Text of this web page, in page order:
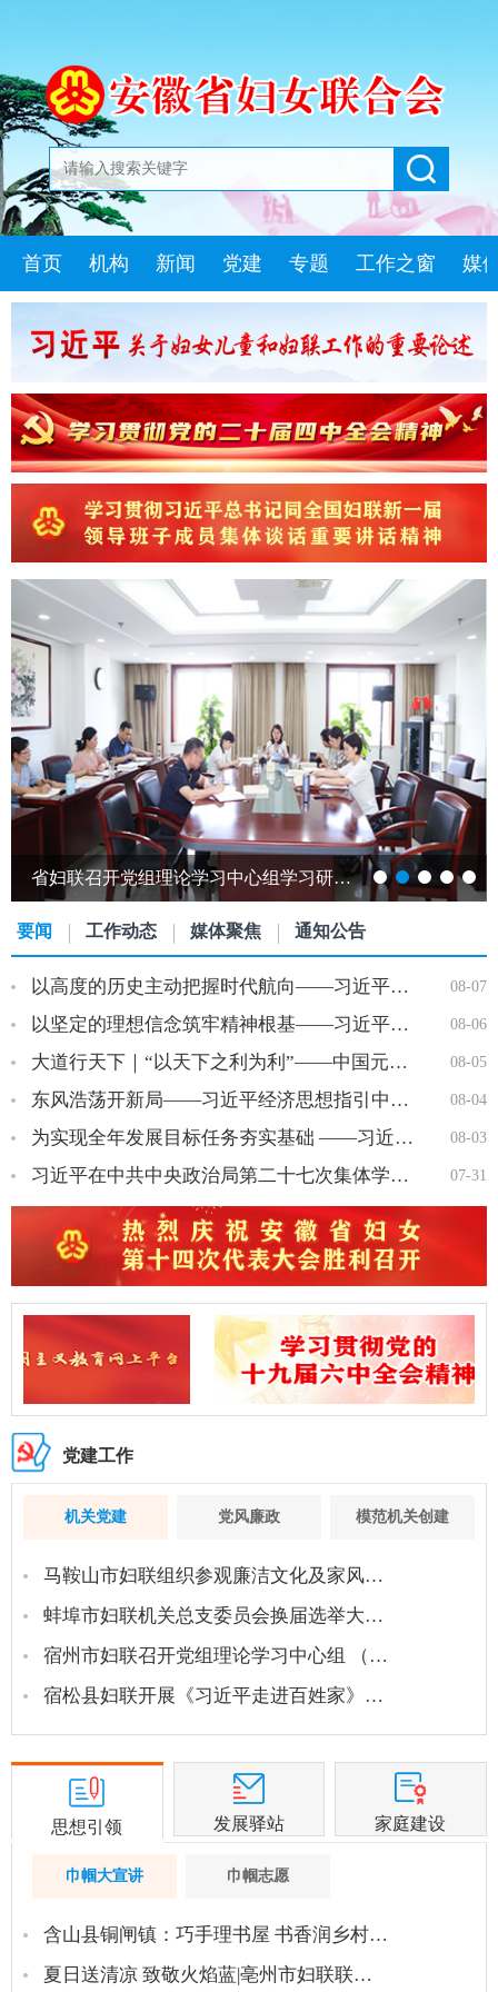
首页 机构 新闻 党建 专题 工作之窗 媒
省妇联召开党组理论学习中心组学习研讨会议
要闻 工作动态 媒体聚焦 通知公告
08-07
以高度的历史主动把握时代航向——习近平党建思想理论品格系列述…
08-06
以坚定的理想信念筑牢精神根基——习近平党建思想理论品格系列述…
08-05
大道行天下｜“以天下之利为利”——中国元首外交的世界情怀与大…
08-04
东风浩荡开新局——习近平经济思想指引中国经济高质量发展行稳致…
08-03
为实现全年发展目标任务夯实基础 ——习近平总书记引领“十五五…
07-31
习近平在中共中央政治局第二十七次集体学习时强调 强化政治引领 …
党建工作
机关党建 党风廉政 模范机关创建
马鞍山市妇联组织参观廉洁文化及家风…
蚌埠市妇联机关总支委员会换届选举大…
宿州市妇联召开党组理论学习中心组 （…
宿松县妇联开展《习近平走进百姓家》…
思想引领 发展驿站 家庭建设
巾帼大宣讲 巾帼志愿
含山县铜闸镇：巧手理书屋 书香润乡村…
夏日送清凉 致敬火焰蓝|亳州市妇联联…